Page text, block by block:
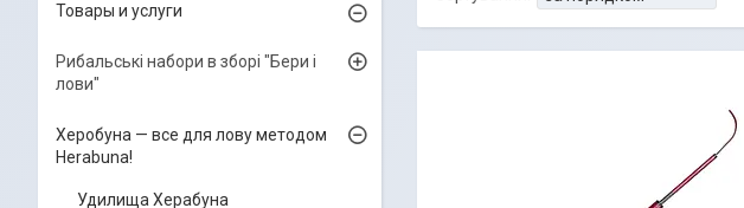
Товары и услуги
Рибальські набори в зборі "Бери і
лови"
Херобуна — все для лову методом
Herabuna!
Удилища Херабуна